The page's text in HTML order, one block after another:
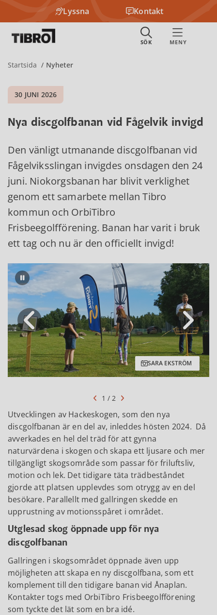
Lyssna Kontakt
Startsida Nyheter
30 JUNI 2026
Nya discgolfbanan vid Fågelvik invigd
Den vänligt utmanande discgolfbanan vid
Fågelviksslingan invigdes onsdagen den 24
juni. Niokorgsbanan har blivit verklighet
genom ett samarbete mellan Tibro
kommun och OrbiTibro
Frisbeegolfförening. Banan har varit i bruk
ett tag och nu är den officiellt invigd!
Pausa bildspel
SARA EKSTRÖM
1 / 2
Utvecklingen av Hackeskogen, som den nya
discgolfbanan är en del av, inleddes hösten 2024. Då
avverkades en hel del träd för att gynna
naturvärdena i skogen och skapa ett ljusare och mer
tillgängligt skogsområde som passar för friluftsliv,
motion och lek. Det tidigare täta trädbeståndet
gjorde att platsen upplevdes som otrygg av en del
besökare. Parallellt med gallringen skedde en
upprustning av motionsspåret i området.
Utglesad skog öppnade upp för nya
discgolfbanan
Gallringen i skogsområdet öppnade även upp
möjligheten att skapa en ny discgolfbana, som ett
komplement till den tidigare banan vid Ånaplan.
Kontakter togs med OrbiTibro Frisbeegolfförening
som tyckte det lät som en bra idé.